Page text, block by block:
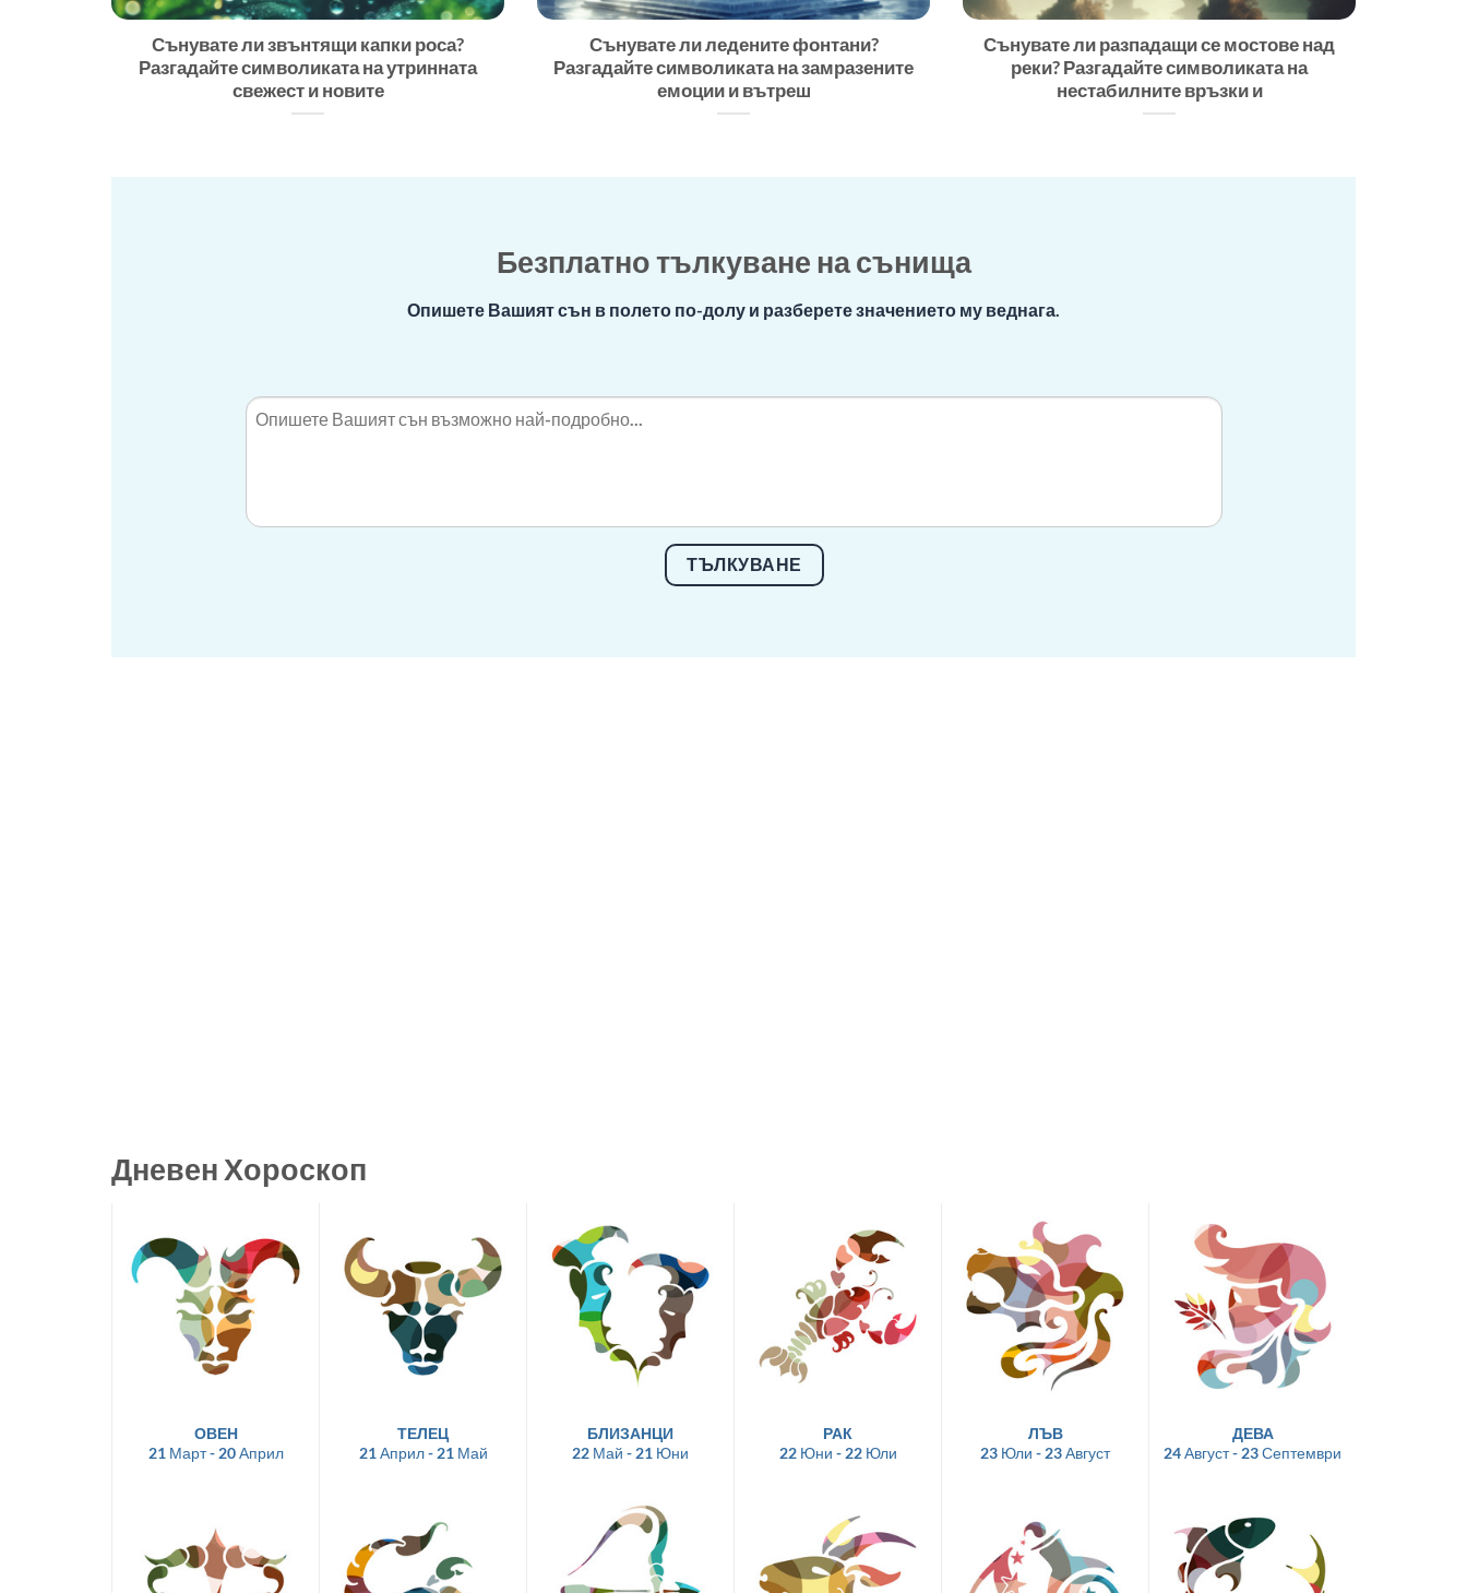
Сънувате ли звънтящи капки роса?
Разгадайте символиката на утринната
свежест и новите
Сънувате ли ледените фонтани?
Разгадайте символиката на замразените
емоции и вътреш
Сънувате ли разпадащи се мостове над
реки? Разгадайте символиката на
нестабилните връзки и
Безплатно тълкуване на сънища
Опишете Вашият сън в полето по-долу и разберете значението му веднага.
ТЪЛКУВАНЕ
Дневен Хороскоп
ОВЕН
21 Март - 20 Април
ТЕЛЕЦ
21 Април - 21 Май
БЛИЗАНЦИ
22 Май - 21 Юни
РАК
22 Юни - 22 Юли
ЛЪВ
23 Юли - 23 Август
ДЕВА
24 Август - 23 Септември